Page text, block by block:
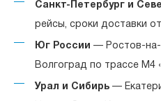
Санкт-Петербург и
рейсы, сроки доставки
Юг России — Ростов-на-
Волгоград по трассе М4
Урал и Сибирь —